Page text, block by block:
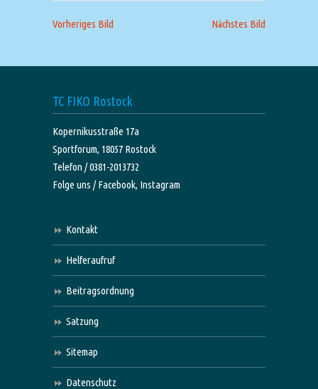
Vorheriges Bild Nächstes Bild
TC FIKO Rostock
Kopernikusstraße 17a
Sportforum, 18057 Rostock
Telefon / 0381-2013732
Folge uns /Facebook, Instagram
Kontakt
Helferaufruf
Beitragsordnung
Satzung
Sitemap
Datenschutz